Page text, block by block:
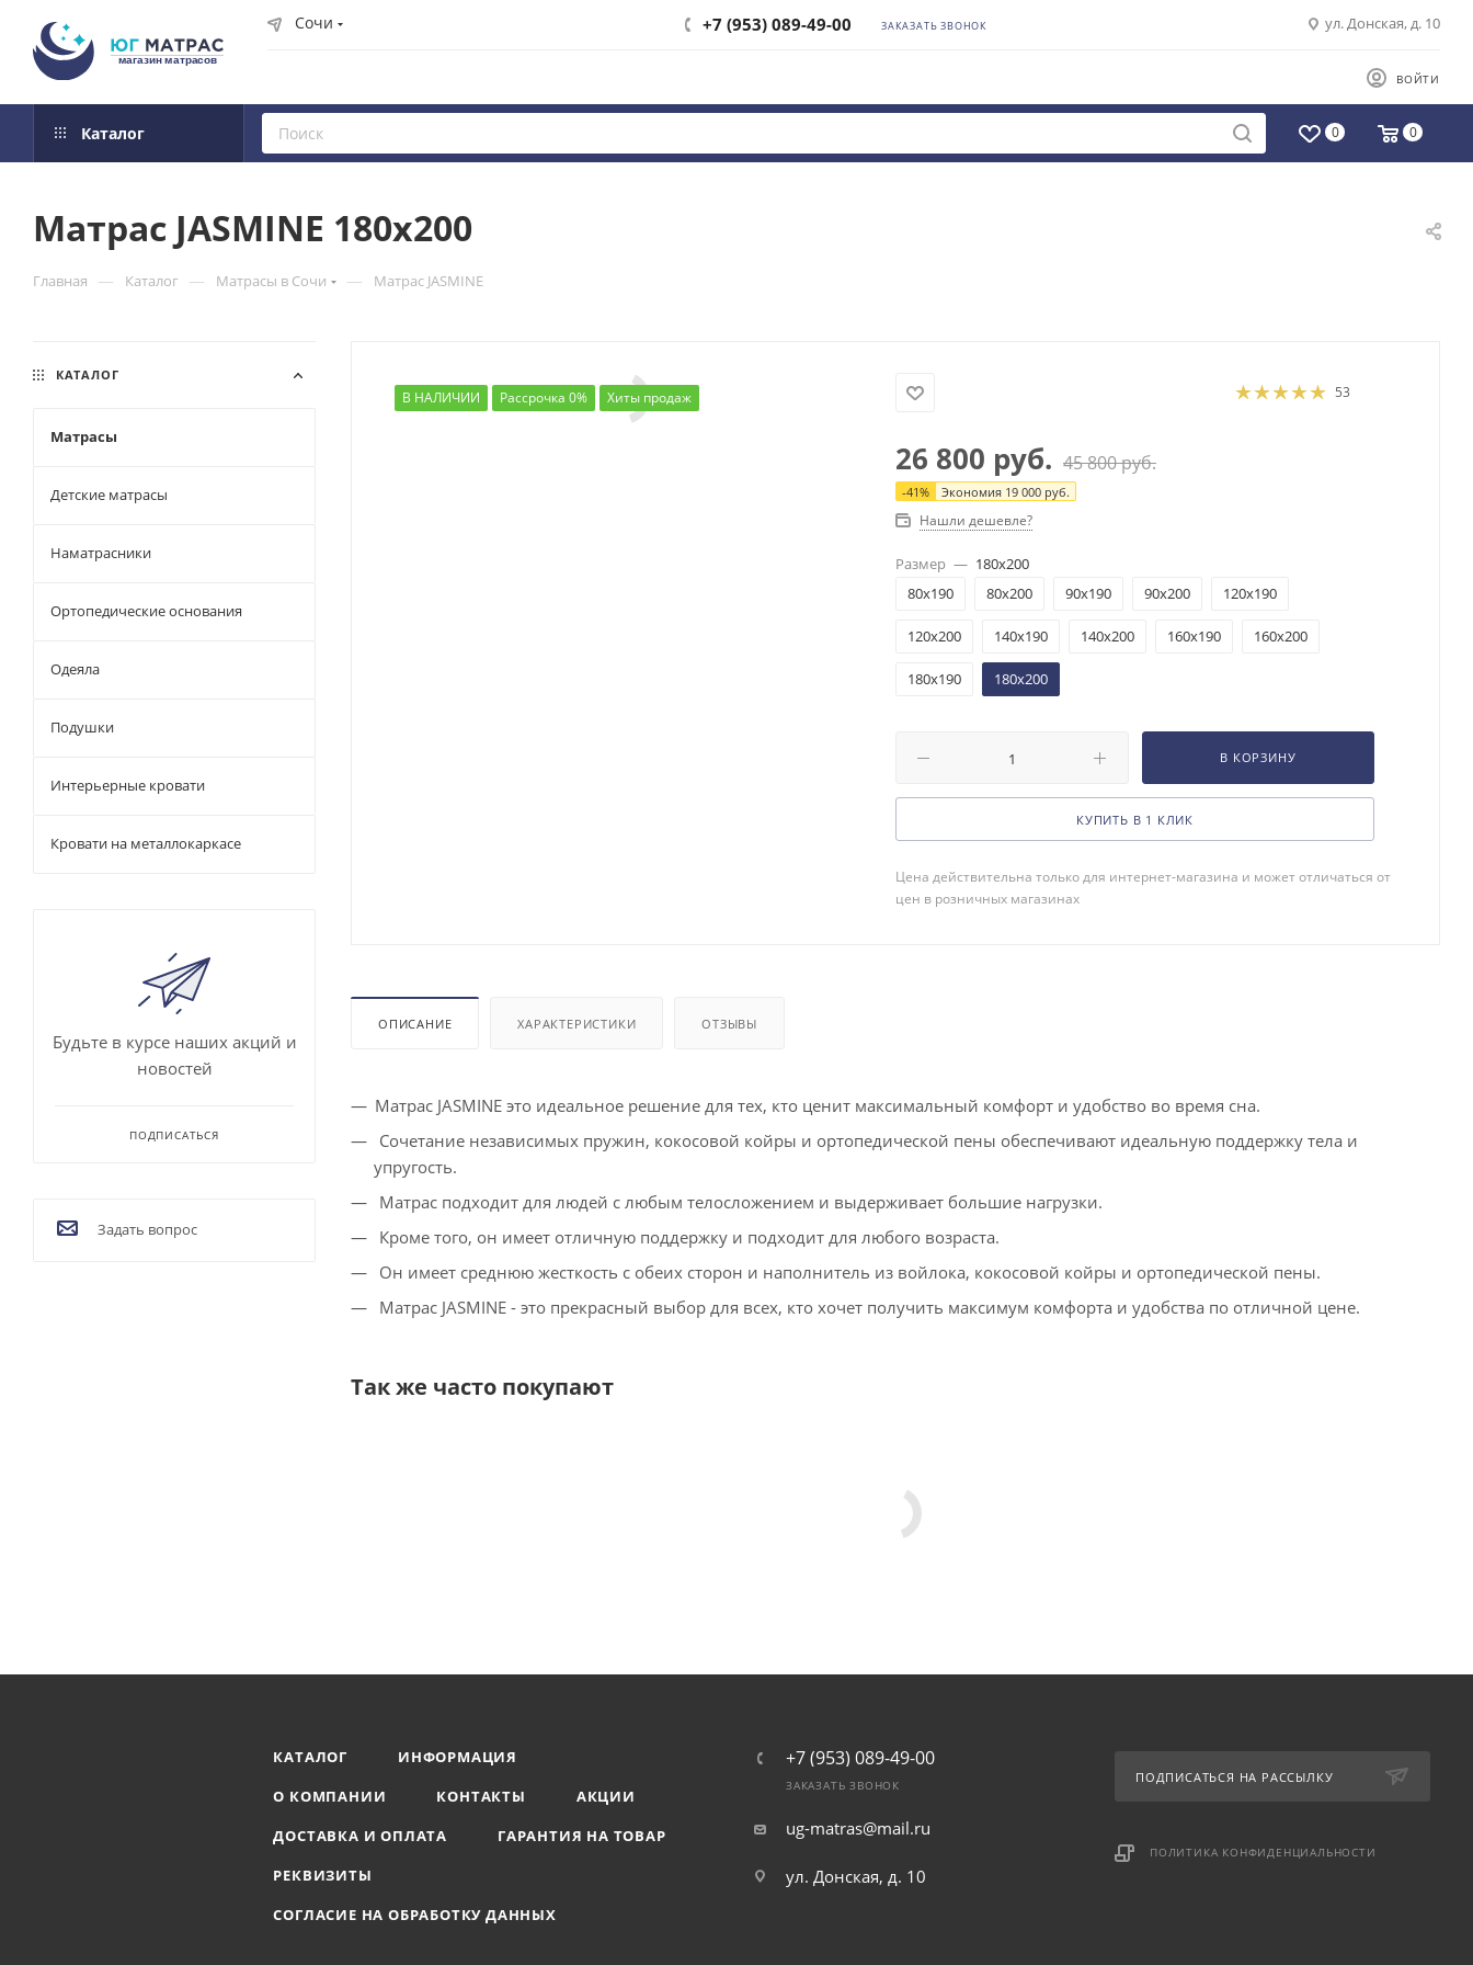
Сочи +7 (953) 089-49-00 ЗАКАЗАТЬ ЗВОНОК ул. Донская, д. 10
ВОЙТИ
Каталог 0 0
Матрас JASMINE 180x200
Главная — Каталог — Матрасы в Сочи — Матрас JASMINE
В НАЛИЧИИ Рассрочка 0% Хиты продаж 53
26 800 руб. 45 800руб.
-41% Экономия 19 000 руб.
Нашли дешевле?
Размер — 180x200
80x190
80x200 90x190 90x200 120x190
120x200 140x190 140x200 160x190 160x200
180x190 180x200
В КОРЗИНУ
КУПИТЬ В 1 КЛИК
Цена действительна только для интернет-магазина и может отличаться от
цен в розничных магазинах
ОПИСАНИЕ ХАРАКТЕРИСТИКИ ОТЗЫВЫ
Матрас JASMINE это идеальное решение для тех, кто ценит максимальный комфорт и удобство во время сна.
Сочетание независимых пружин, кокосовой койры и ортопедической пены обеспечивают идеальную поддержку тела и
упругость.
Матрас подходит для людей с любым телосложением и выдерживает большие нагрузки.
Кроме того, он имеет отличную поддержку и подходит для любого возраста.
Он имеет среднюю жесткость с обеих сторон и наполнитель из войлока, кокосовой койры и ортопедической пены.
Матрас JASMINE - это прекрасный выбор для всех, кто хочет получить максимум комфорта и удобства по отличной цене.
Так же часто покупают
КАТАЛОГ
Матрасы
Детские матрасы
Наматрасники
Ортопедические основания
Одеяла
Подушки
Интерьерные кровати
Кровати на металлокаркасе
Будьте в курсе наших акций и
новостей
ПОДПИСАТЬСЯ
Задать вопрос
КАТАЛОГ
ИНФОРМАЦИЯ
О КОМПАНИИ
КОНТАКТЫ
АКЦИИ
ДОСТАВКА И ОПЛАТА
ГАРАНТИЯ НА ТОВАР
РЕКВИЗИТЫ
СОГЛАСИЕ НА ОБРАБОТКУ ДАННЫХ
+7 (953) 089-49-00
ЗАКАЗАТЬ ЗВОНОК
ug-matras@mail.ru
ул. Донская, д. 10
ПОДПИСАТЬСЯ НА РАССЫЛКУ
ПОЛИТИКА КОНФИДЕНЦИАЛЬНОСТИ